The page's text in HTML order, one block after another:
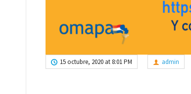
15 octubre, 2020 at 8:01 PM admin